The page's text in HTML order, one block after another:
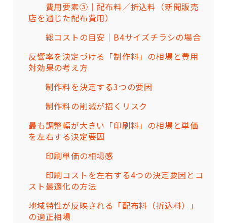
費用要素③｜配布料／折込料（新聞販売
店を通じた配布費用）
総コストの目安｜B4サイズチラシの場合
反響率を決定づける「制作料」の相場と費用
対効果の考え方
制作料を決定する3つの要因
制作料の削減が招くリスク
最も調整幅が大きい「印刷料」の相場と単価
を左右する決定要因
印刷単価の相場感
印刷コストを左右する4つの決定要因とコ
スト最適化の方法
地域特性が反映される「配布料（折込料）」
の適正相場